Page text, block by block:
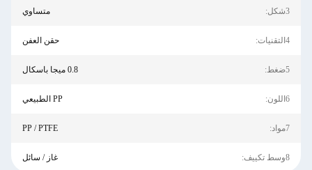
3شكل: متساوي
4التقنيات: حقن العفن
5ضغط: 0.8 ميجا باسكال
6اللون: PP الطبيعي
7مواد: PP / PTFE
8وسط تكييف: غاز / سائل